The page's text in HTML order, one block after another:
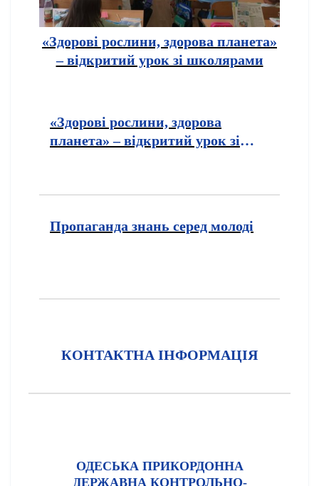
«Здорові рослини, здорова планета»
– відкритий урок зі школярами
«Здорові рослини, здорова
планета» – відкритий урок зі
Пропаганда знань серед молоді
КОНТАКТНА ІНФОРМАЦІЯ
ОДЕСЬКА ПРИКОРДОННА
ДЕРЖАВНА КОНТРОЛЬНО-